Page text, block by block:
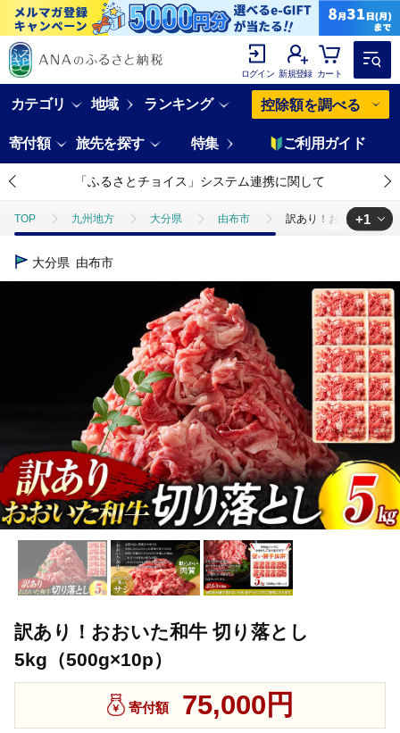
ログイン 新規登録 カート
カテゴリ 地域 ランキング 控除額を調べる
寄付額 旅先を探す 特集 ご利用ガイド
「ふるさとチョイス」システム連携に関して
TOP 九州地方 大分県 由布市 訳あり！おおいた和牛
TOP
+1
大分県 由布市
訳あり！おおいた和牛 切り落とし
5kg（500g×10p）
寄付額 75,000円